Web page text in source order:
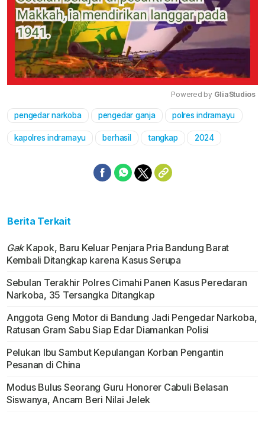
Mute
Powered by GliaStudios
pengedar narkoba pengedar ganja polres indramayu
kapolres indramayu berhasil tangkap 2024
Berita Terkait
GakKapok, Baru Keluar Penjara Pria Bandung Barat
Kembali Ditangkap karena Kasus Serupa
Sebulan Terakhir Polres Cimahi Panen Kasus Peredaran
Narkoba, 35 Tersangka Ditangkap
Anggota Geng Motor di Bandung Jadi Pengedar Narkoba,
Ratusan Gram Sabu Siap Edar Diamankan Polisi
Pelukan Ibu Sambut Kepulangan Korban Pengantin
Pesanan di China
Modus Bulus Seorang Guru Honorer Cabuli Belasan
Siswanya, Ancam Beri Nilai Jelek